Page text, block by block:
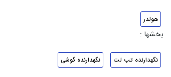
هولدر
بخشها :
نگهدارنده تب لت نگهدارنده گوشی